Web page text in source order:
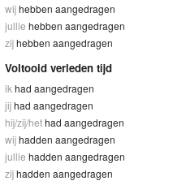
wijhebben aangedragen
jullie hebben aangedragen
zijhebben aangedragen
Voltooid verleden tijd
ik had aangedragen
jijhad aangedragen
hij/zij/hethad aangedragen
wijhadden aangedragen
jullie hadden aangedragen
zijhadden aangedragen